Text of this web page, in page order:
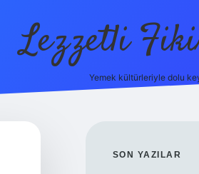
Lezzetli
Yemek kültürleriyle dolu
SON YAZILAR